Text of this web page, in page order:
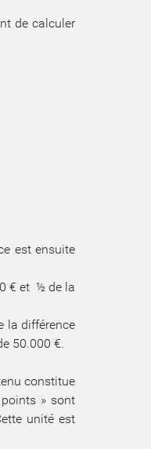
de calculer
est ensuite
€ et ½ de la
la différence
50.000 €.
constitue
» sont
unité est